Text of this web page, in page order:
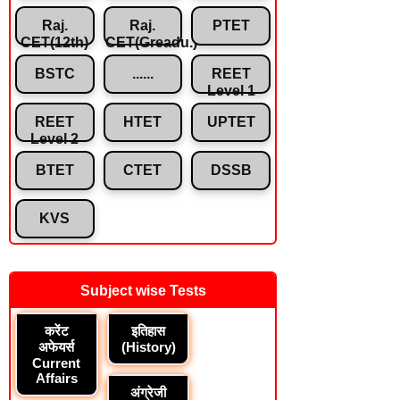
Raj.
CET(12th)
Raj.
CET(Greadu.)
PTET
BSTC ......
REET
Level 1
REET
Level 2
HTET UPTET
BTET CTET DSSB
KVS
Subject wise Tests
करेंट
अफेयर्स
Current
Affairs
इतिहास
(History)
अंग्रेजी